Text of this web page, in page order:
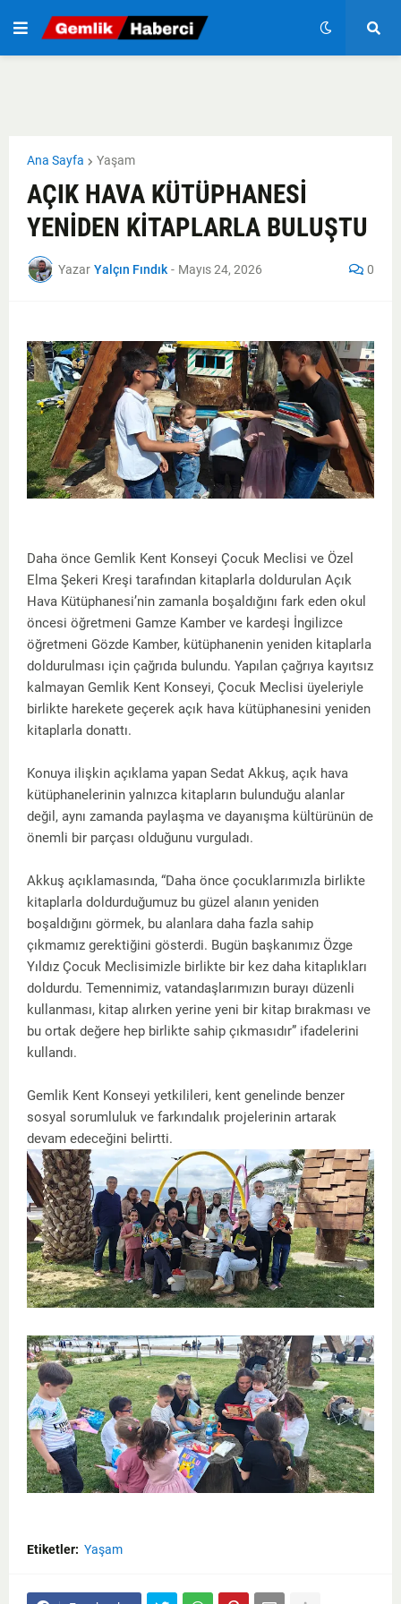
Ana Sayfa Yaşam
AÇIK HAVA KÜTÜPHANESİ
YENİDEN KİTAPLARLA BULUŞTU
Yazar Yalçın Fındık - Mayıs 24, 2026 0
Daha önce Gemlik Kent Konseyi Çocuk Meclisi ve Özel
Elma Şekeri Kreşi tarafından kitaplarla doldurulan Açık
Hava Kütüphanesi’nin zamanla boşaldığını fark eden okul
öncesi öğretmeni Gamze Kamber ve kardeşi İngilizce
öğretmeni Gözde Kamber, kütüphanenin yeniden kitaplarla
doldurulması için çağrıda bulundu. Yapılan çağrıya kayıtsız
kalmayan Gemlik Kent Konseyi, Çocuk Meclisi üyeleriyle
birlikte harekete geçerek açık hava kütüphanesini yeniden
kitaplarla donattı.
Konuya ilişkin açıklama yapan Sedat Akkuş, açık hava
kütüphanelerinin yalnızca kitapların bulunduğu alanlar
değil, aynı zamanda paylaşma ve dayanışma kültürünün de
önemli bir parçası olduğunu vurguladı.
Akkuş açıklamasında, “Daha önce çocuklarımızla birlikte
kitaplarla doldurduğumuz bu güzel alanın yeniden
boşaldığını görmek, bu alanlara daha fazla sahip
çıkmamız gerektiğini gösterdi. Bugün başkanımız Özge
Yıldız Çocuk Meclisimizle birlikte bir kez daha kitaplıkları
doldurdu. Temennimiz, vatandaşlarımızın burayı düzenli
kullanması, kitap alırken yerine yeni bir kitap bırakması ve
bu ortak değere hep birlikte sahip çıkmasıdır” ifadelerini
kullandı.
Gemlik Kent Konseyi yetkilileri, kent genelinde benzer
sosyal sorumluluk ve farkındalık projelerinin artarak
devam edeceğini belirtti.
Etiketler: Yaşam